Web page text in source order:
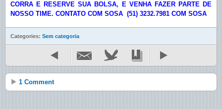
CORRA E RESERVE SUA BOLSA, E VENHA FAZER PARTE DE
NOSSO TIME. CONTATO COM SOSA (51) 3232.7981 COM SOSA
Categories: Sem categoria
1 Comment